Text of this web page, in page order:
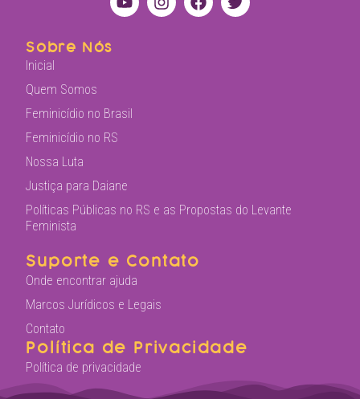
Sobre Nós
Inicial
Quem Somos
Feminicídio no Brasil
Feminicídio no RS
Nossa Luta
Justiça para Daiane
Políticas Públicas no RS e as Propostas do Levante
Feminista
Suporte e Contato
Onde encontrar ajuda
Marcos Jurídicos e Legais
Contato
Política de Privacidade
Política de privacidade